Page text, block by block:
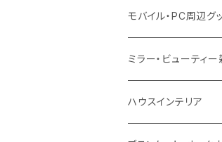
スウェット
保冷
EVA
防水
リネン
バンブータンブラー
コーヒー配合タンブ
カスタムデザインタン
コーヒー配合
プラスチック
陶器
コースター
ドリンク用品
保存容器
多機能ペン
ペンケース
メモ
防災セット
ラジオ・スピーカー
ハンディライト
モバイル・PC周辺グ
チャージャー
充電器
ミラー・ビューティ
折りたたみ式ミラー
ハウスインテリア